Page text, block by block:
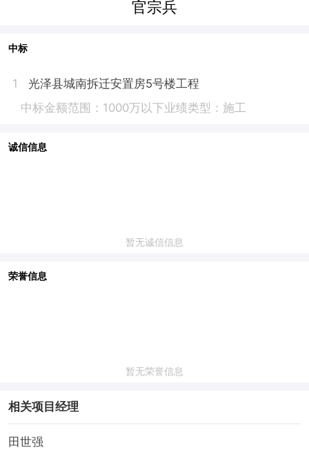
官宗兵
中标
1
光泽县城南拆迁安置房5号楼工程
中标金额范围：1000万以下业绩类型：施工
诚信信息
暂无诚信信息
荣誉信息
暂无荣誉信息
相关项目经理
田世强